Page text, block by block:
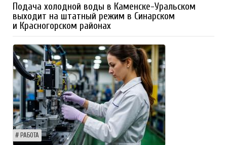
Подача холодной воды в Каменске-Уральском
выходит на штатный режим в Синарском
и Красногорском районах
РАБОТА